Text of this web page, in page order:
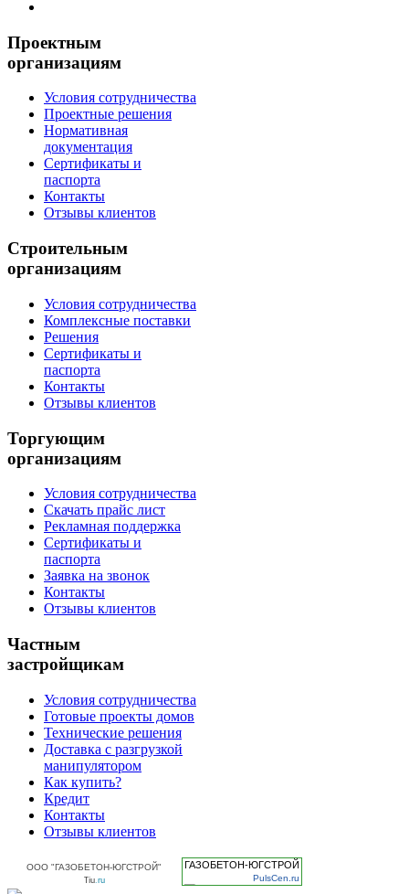
Проектным
организациям
Условия сотрудничества
Проектные решения
Нормативная
документация
Сертификаты и
паспорта
Контакты
Отзывы клиентов
Строительным
организациям
Условия сотрудничества
Комплексные поставки
Решения
Сертификаты и
паспорта
Контакты
Отзывы клиентов
Торгующим
организациям
Условия сотрудничества
Скачать прайс лист
Рекламная поддержка
Сертификаты и
паспорта
Заявка на звонок
Контакты
Отзывы клиентов
Частным
застройщикам
Условия сотрудничества
Готовые проекты домов
Технические решения
Доставка с разгрузкой
манипулятором
Как купить?
Кредит
Контакты
Отзывы клиентов
ООО "ГАЗОБЕТОН-ЮГСТРОЙ"
Tiu.ru
ГАЗОБЕТОН-ЮГСТРОЙ
PulsCen.ru